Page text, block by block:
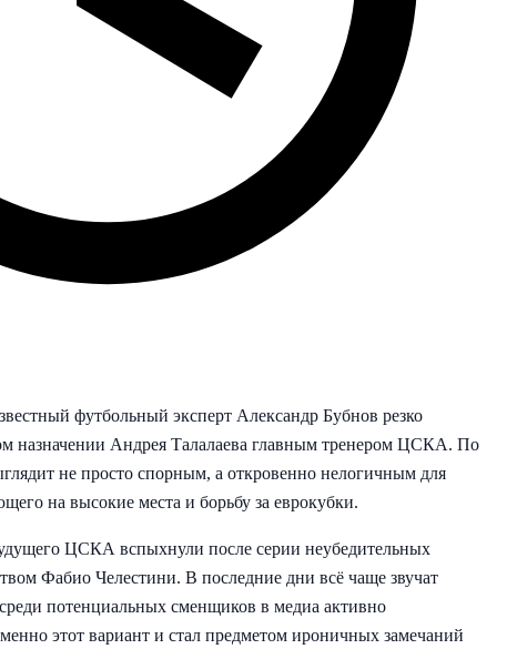
футбольный эксперт Александр Бубнов резко
назначении Андрея Талалаева главным тренером ЦСКА. По
не просто спорным, а откровенно нелогичным для
на высокие места и борьбу за еврокубки.
ЦСКА вспыхнули после серии неубедительных
Фабио Челестини. В последние дни всё чаще звучат
потенциальных сменщиков в медиа активно
этот вариант и стал предметом ироничных замечаний